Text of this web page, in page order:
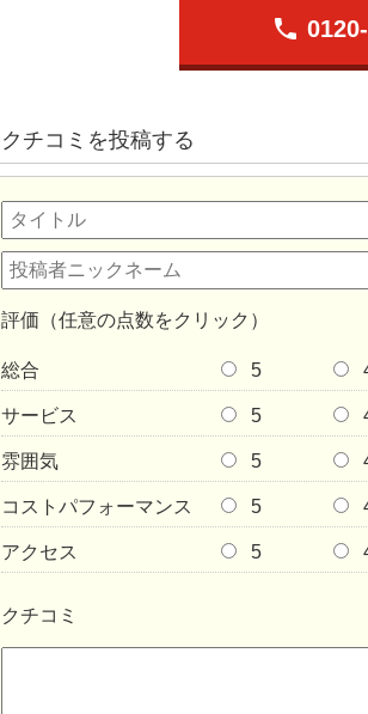
phone
クチコミを投稿する
評価（任意の点数をクリック）
総合 5
サービス 5
雰囲気 5
コストパフォーマンス 5
アクセス 5
クチコミ